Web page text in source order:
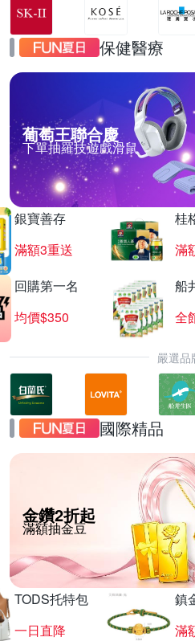
保健醫療
葡萄王聯合慶
下單抽羅技遊戲滑鼠
銀寶善存
滿額3重送
桂
滿
回購第一名
均價$350
船
全
嚴選品
國際精品
金鑽2折起
滿額抽金豆
TODS托特包
一日直降
鎮
滿